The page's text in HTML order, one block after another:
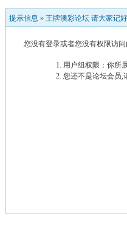
提示信息 » 王牌澳彩论坛 请大家记
您没有登录或者您没有权限访
用户组权限：你所
您还不是论坛会员,